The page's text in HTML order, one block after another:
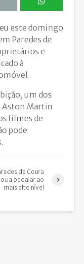
este domingo
Paredes de
e
à
um dos
Aston Martin
filmes de
pode
de Coura
a pedalar ao
mais alto nível